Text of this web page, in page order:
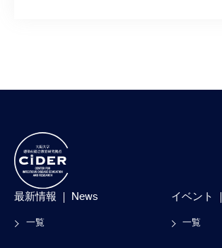
最新情報 News
一覧
イベント
一覧